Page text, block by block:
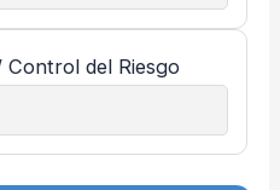
del Riesgo